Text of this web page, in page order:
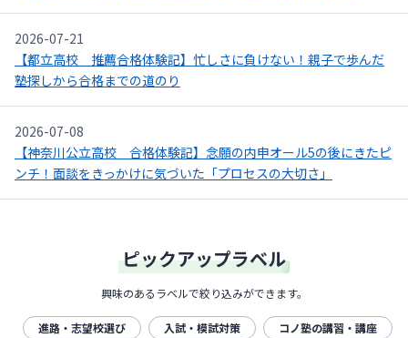
2026-07-21
【都立高校 推薦合格体験記】忙しさに負けない！親子で歩んだ
塾探しから合格までの道のり
2026-07-08
【神奈川公立高校 合格体験記】念願の内申オール5の後にきたピ
ンチ！面談をきっかけに気づいた「プロセスの大切さ」
ピックアップラベル
興味のあるラベルで絞り込みができます。
進路・志望校選び 入試・模試対策
コノ塾の講習・講座